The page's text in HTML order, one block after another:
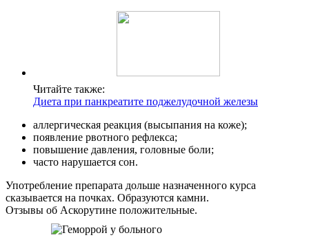
Читайте также:
Диета при панкреатите поджелудочной железы
аллергическая реакция (высыпания на коже);
появление рвотного рефлекса;
повышение давления, головные боли;
часто нарушается сон.
Употребление препарата дольше назначенного курса
сказывается на почках. Образуются камни.
Отзывы об Аскорутине положительные.